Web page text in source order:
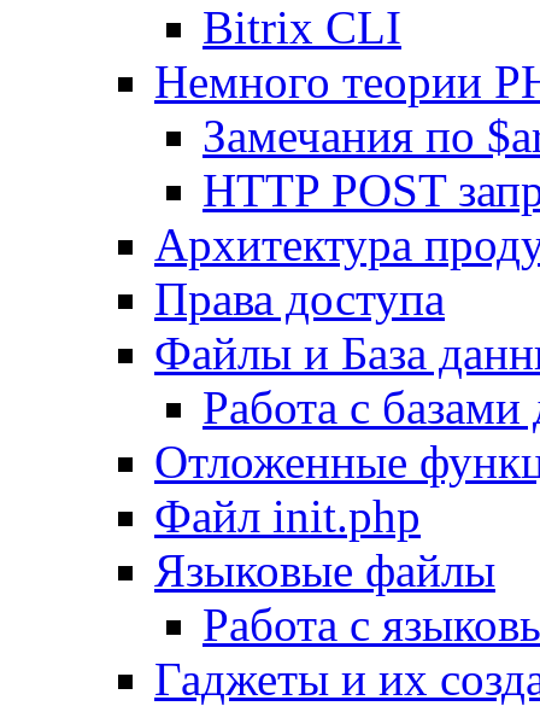
Bitrix CLI
Немного теории
Замечания по
HTTP POST
Архитектура
Права доступа
Файлы и База
Работа с
Отложенные
Файл init.php
Языковые файлы
Работа с
Гаджеты и их